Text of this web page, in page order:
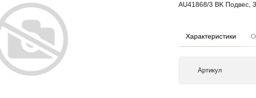
AU41868/3 BK Подвес,
Характеристики
Артикул